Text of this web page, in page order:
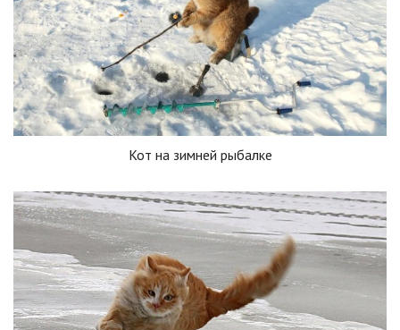
Кот на зимней рыбалке